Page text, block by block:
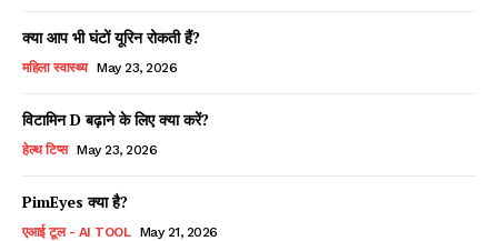
क्या आप भी घंटों यूरिन रोकती हैं?
महिला स्वास्थ्य May 23, 2026
विटामिन D बढ़ाने के लिए क्या करें?
हेल्थ टिप्स May 23, 2026
PimEyes क्या है?
एआई टूल - AI TOOL May 21, 2026